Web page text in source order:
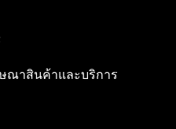
ณาสินค้าและบริการ